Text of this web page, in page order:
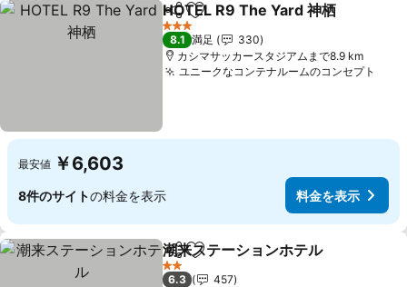
シェアお気に入りに追加
HOTEL R9 The Yard 神栖
3 ホテルのランク
8.1 満足
330
カシマサッカースタジアムまで8.9 km
ユニークなコンテナルームのコンセプト
最安値 ￥6,603
8件のサイトの料金を表示 料金を表示
シェアお気に入りに追加
潮来ステーションホテル
2 ホテルのランク
6.3
457